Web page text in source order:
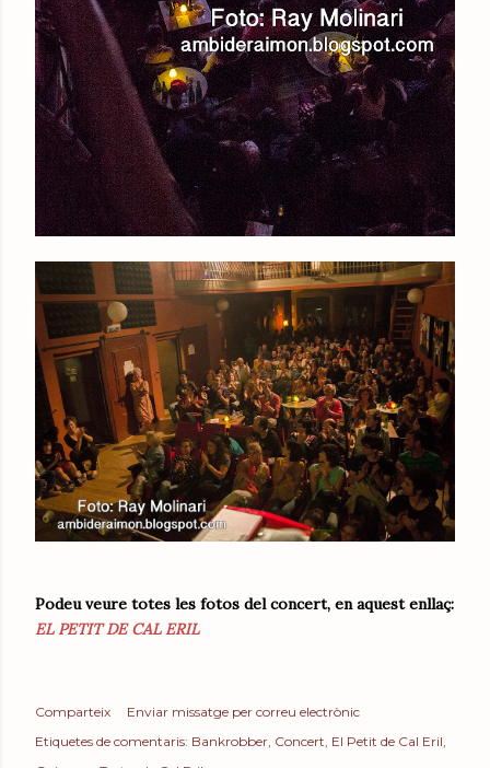
Podeu veure totes les fotos del concert, en aquest enllaç:
EL PETIT DE CAL ERIL
Comparteix
Enviar missatge per correu electrònic
Etiquetes de comentaris: Bankrobber Concert El Petit de Cal Eril